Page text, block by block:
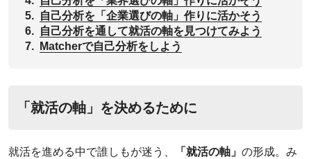
5. 自己分析を「企業選びの軸」作りに活かそう
6. 自己分析を通して就活の軸を見つけてみよう
7.
Matcherで自己分析をしよう
‌「就活の軸」を決めるために
‌就活を進める中で誰しもが迷う、 「就活の軸」 の形成。み